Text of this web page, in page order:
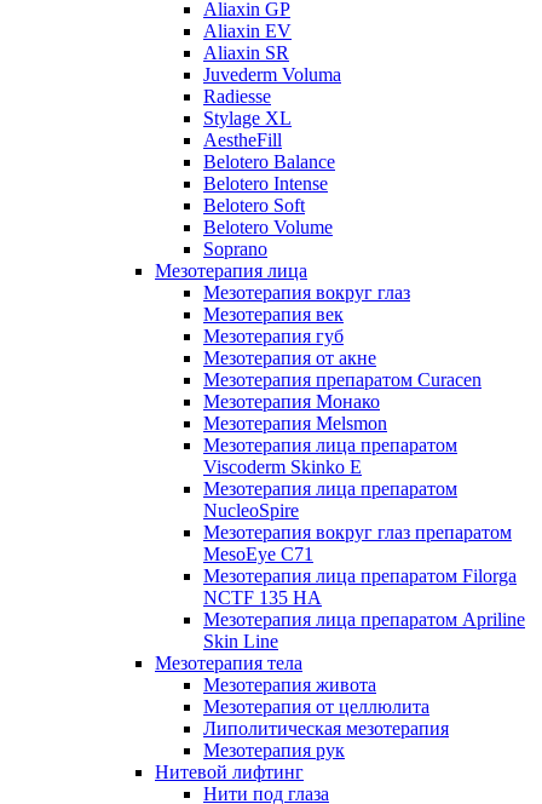
Aliaxin GP
Aliaxin EV
Aliaxin SR
Juvederm Voluma
Radiesse
Stylage XL
AestheFill
Belotero Balance
Belotero Intense
Belotero Soft
Belotero Volume
Soprano
Мезотерапия лица
Мезотерапия вокруг глаз
Мезотерапия век
Мезотерапия губ
Мезотерапия от акне
Мезотерапия препаратом Curacen
Мезотерапия Монако
Мезотерапия Melsmon
Мезотерапия лица препаратом
Viscoderm Skinko E
Мезотерапия лица препаратом
NucleoSpire
Мезотерапия вокруг глаз препаратом
MesoEye С71
Мезотерапия лица препаратом Filorga
NCTF 135 HA
Мезотерапия лица препаратом Apriline
Skin Line
Мезотерапия тела
Мезотерапия живота
Мезотерапия от целлюлита
Липолитическая мезотерапия
Мезотерапия рук
Нитевой лифтинг
Нити под глаза